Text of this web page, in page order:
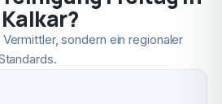
Kalkar?
sondern ein regionaler